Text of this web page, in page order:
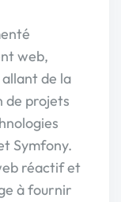
web,
de la
de projets
Symfony.
réactif et
à fournir